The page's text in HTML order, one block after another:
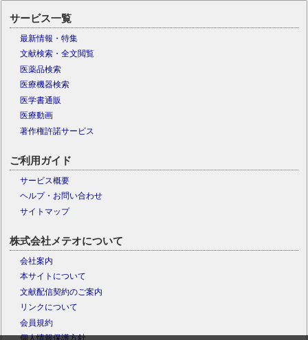
サービス一覧
最新情報・特集
文献検索・全文閲覧
医薬品検索
医療機器検索
医学書通販
医療動画
著作権許諾サービス
ご利用ガイド
サービス概要
ヘルプ・お問い合わせ
サイトマップ
株式会社メテオについて
会社案内
本サイトについて
文献配信契約のご案内
リンクについて
会員規約
個人情報保護方針